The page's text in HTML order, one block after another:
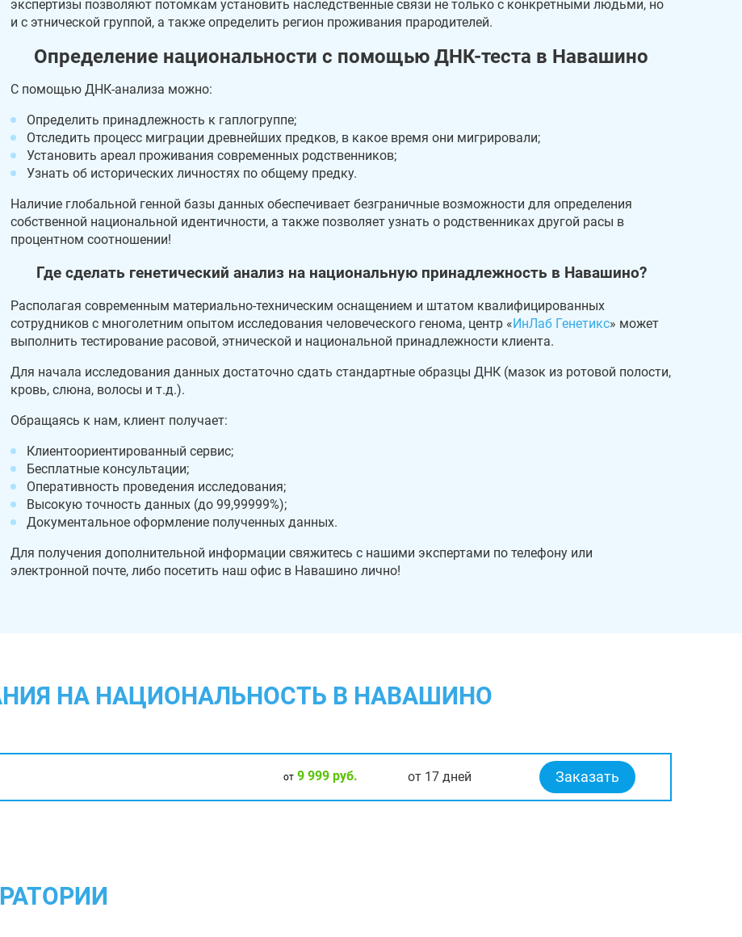
экспертизы позволяют потомкам установить наследственные связи не только с конкретными людьми, но
и с этнической группой, а также определить регион проживания прародителей.
Определение национальности с помощью ДНК-теста в Навашино
С помощью ДНК-анализа можно:
Определить принадлежность к гаплогруппе;
Отследить процесс миграции древнейших предков, в какое время они мигрировали;
Установить ареал проживания современных родственников;
Узнать об исторических личностях по общему предку.
Наличие глобальной генной базы данных обеспечивает безграничные возможности для определения
собственной национальной идентичности, а также позволяет узнать о родственниках другой расы в
процентном соотношении!
Где сделать генетический анализ на национальную принадлежность в Навашино?
Располагая современным материально-техническим оснащением и штатом квалифицированных
сотрудников с многолетним опытом исследования человеческого генома, центр «ИнЛаб Генетикс» может
выполнить тестирование расовой, этнической и национальной принадлежности клиента.
Для начала исследования данных достаточно сдать стандартные образцы ДНК (мазок из ротовой полости,
кровь, слюна, волосы и т.д.).
Обращаясь к нам, клиент получает:
Клиентоориентированный сервис;
Бесплатные консультации;
Оперативность проведения исследования;
Высокую точность данных (до 99,99999%);
Документальное оформление полученных данных.
Для получения дополнительной информации свяжитесь с нашими экспертами по телефону или
электронной почте, либо посетить наш офис в Навашино лично!
НА НАЦИОНАЛЬНОСТЬ В НАВАШИНО
от9 999 руб. от 17 дней Заказать